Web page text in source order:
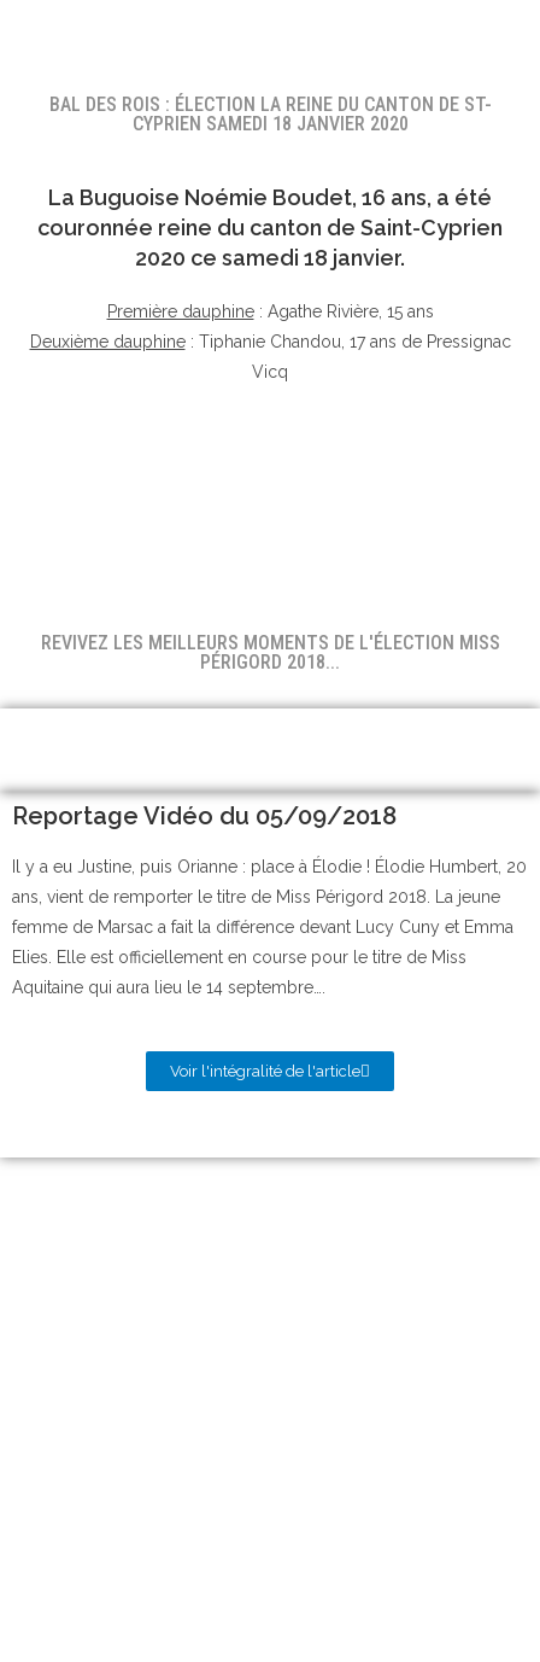
BAL DES ROIS : ÉLECTION LA REINE DU CANTON DE ST-
CYPRIEN SAMEDI 18 JANVIER 2020
La Buguoise Noémie Boudet, 16 ans, a été
couronnée reine du canton de Saint-Cyprien
2020 ce samedi 18 janvier.
Première dauphine: Agathe Rivière, 15 ans
Deuxième dauphine: Tiphanie Chandou, 17 ans de Pressignac
Vicq
REVIVEZ LES MEILLEURS MOMENTS DE L'ÉLECTION MISS
PÉRIGORD 2018...
Reportage Vidéo du 05/09/2018
Il y a eu Justine, puis Orianne : place à Élodie ! Élodie Humbert, 20
ans, vient de remporter le titre de Miss Périgord 2018. La jeune
femme de Marsac a fait la différence devant Lucy Cuny et Emma
Elies. Elle est officiellement en course pour le titre de Miss
Aquitaine qui aura lieu le 14 septembre….
Voir l'intégralité de l'article